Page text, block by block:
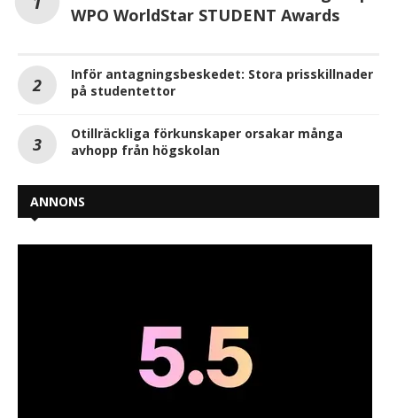
WPO WorldStar STUDENT Awards
Inför antagningsbeskedet: Stora prisskillnader
på studentettor
Otillräckliga förkunskaper orsakar många
avhopp från högskolan
ANNONS